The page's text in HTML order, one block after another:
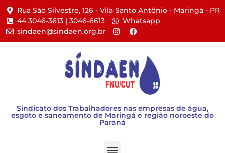
Rua São Silvestre, 126 - Vila Santo Antônio - Maringá - PR​
44 3046-3613 | 3046-6613​
Whatsapp
sindaen@sindaen.org.br
Sindicato dos Trabalhadores nas empresas de água,
esgoto e saneamento de Maringá e região noroeste do
Paraná